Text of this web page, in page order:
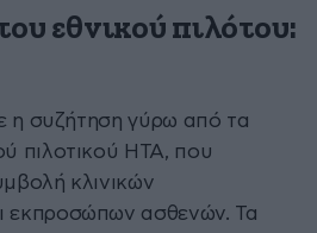
εθνικού πιλότου:
η συζήτηση γύρω από τα
πιλοτικού HTA, που
κλινικών
εκπροσώπων ασθενών. Τα